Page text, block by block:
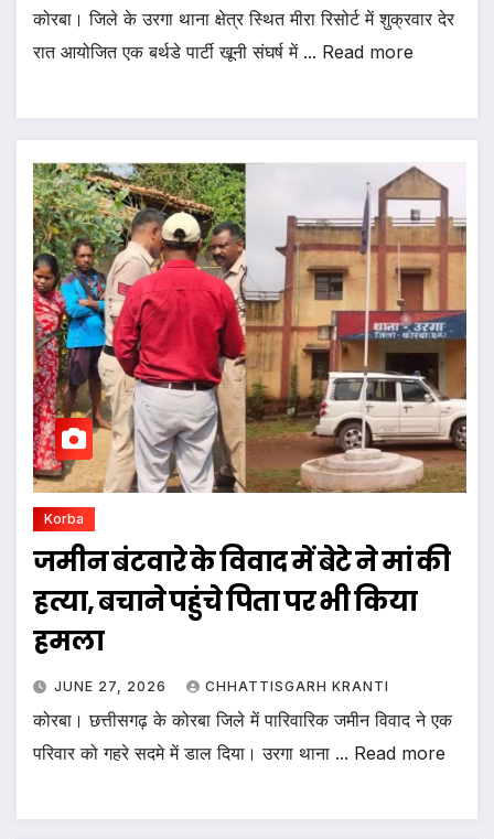
कोरबा। जिले के उरगा थाना क्षेत्र स्थित मीरा रिसोर्ट में शुक्रवार देर
रात आयोजित एक बर्थडे पार्टी खूनी संघर्ष में ... Read more
Korba
जमीन बंटवारे के विवाद में बेटे ने मां की
हत्या, बचाने पहुंचे पिता पर भी किया
हमला
JUNE 27, 2026 CHHATTISGARH KRANTI
कोरबा। छत्तीसगढ़ के कोरबा जिले में पारिवारिक जमीन विवाद ने एक
परिवार को गहरे सदमे में डाल दिया। उरगा थाना ... Read more